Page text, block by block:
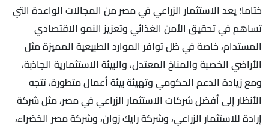
ختاما؛ يعد الاستثمار الزراعي في مصر من المجالات الواعدة التي
تساهم في تحقيق الأمن الغذائي وتعزيز النمو الاقتصادي
المستدام، خاصة في ظل توافر الموارد الطبيعية المميزة مثل
الأراضي الخصبة والمناخ المعتدل، والبيئة الاستثمارية الجاذبة،
ومع زيادة الدعم الحكومي وتهيئة بيئة أعمال متطورة، تتجه
الأنظار إلى أفضل شركات الاستثمار الزراعي في مصر، مثل شركة
إرادة للاستثمار الزراعي، وشركة رايك زوان، وشركة مصر الخضراء،